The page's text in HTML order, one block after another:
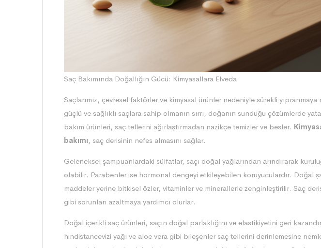
Saç Bakımında Doğallığın Gücü: Kimyasallara Elveda
Saçlarımız, çevresel faktörler ve kimyasal ürünler nedeniyle sürekli yıpranmaya
güçlü ve sağlıklı saçlara sahip olmanın sırrı, doğanın sunduğu çözümlerde
bakım ürünleri, saç tellerini ağırlaştırmadan nazikçe temizler ve besler.
bakımı, saç derisinin nefes almasını sağlar.
Geleneksel şampuanlardaki sülfatlar, saçı doğal yağlarından arındırarak
olabilir. Parabenler ise hormonal dengeyi etkileyebilen koruyuculardır. Doğal
maddeler yerine bitkisel özler, vitaminler ve minerallerle zenginleştirilir. Saç
gibi sorunları azaltmaya yardımcı olurlar.
Doğal içerikli saç ürünleri, saçın doğal parlaklığını ve elastikiyetini geri
hindistancevizi yağı ve aloe vera gibi bileşenler saç tellerini derinlemesine